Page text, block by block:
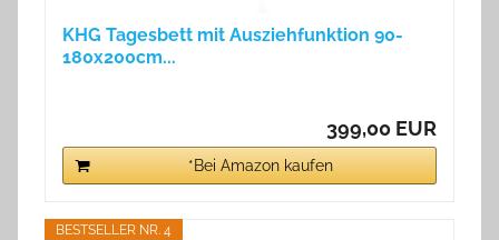
KHG Tagesbett mit Ausziehfunktion 90-
180x200cm...
399,00 EUR
*Bei Amazon kaufen
BESTSELLER NR. 4